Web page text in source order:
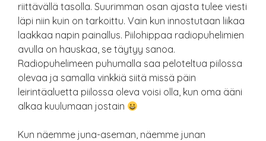
riittävällä tasolla. Suurimman osan ajasta tulee viesti
läpi niin kuin on tarkoittu. Vain kun innostutaan liikaa
laakkaa napin painallus. Piilohippaa radiopuhelimien
avulla on hauskaa, se täytyy sanoa.
Radiopuhelimeen puhumalla saa peloteltua piilossa
olevaa ja samalla vinkkiä siitä missä päin
leirintäaluetta piilossa oleva voisi olla, kun oma ääni
alkaa kuulumaan jostain
Kun näemme juna-aseman, näemme junan